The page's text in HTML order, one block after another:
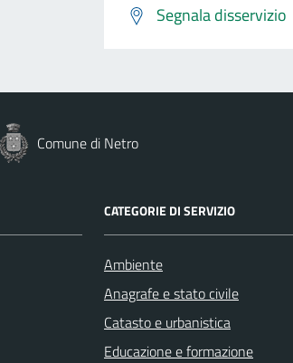
Segnala disservizio
Comune di Netro
CATEGORIE DI SERVIZIO
Ambiente
Anagrafe e stato civile
Catasto e urbanistica
Educazione e formazione